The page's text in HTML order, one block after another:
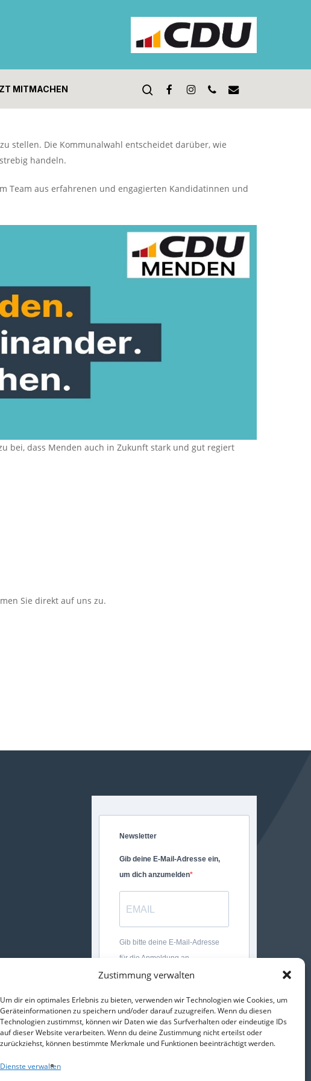
Zustimmung verwalten
Um dir ein optimales Erlebnis zu bieten, verwenden wir Technologien wie Cookies, um
Geräteinformationen zu speichern und/oder darauf zuzugreifen. Wenn du diesen
Technologien zustimmst, können wir Daten wie das Surfverhalten oder eindeutige IDs
auf dieser Website verarbeiten. Wenn du deine Zustimmung nicht erteilst oder
zurückziehst, können bestimmte Merkmale und Funktionen beeinträchtigt werden.
Dienste verwalten
MITMACHEN facebookinstagram
phone email
stellen. Die Kommunalwahl entscheidet darüber, wie
handeln.
Team aus erfahrenen und engagierten Kandidatinnen und
bei, dass Menden auch in Zukunft stark und gut regiert
Sie direkt auf uns zu.
Newsletter
Gib deine E-Mail-Adresse ein,
um dich anzumelden
Gib bitte deine E-Mail-Adresse
für die Anmeldung an.